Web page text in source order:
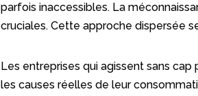
parfois inaccessibles. La
cruciales. Cette approche dispersée
Les entreprises qui agissent sans cap
les causes réelles de leur